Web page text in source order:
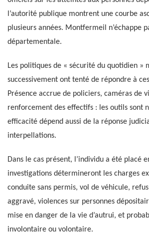
l’autorité publique montrent une courbe
plusieurs années. Montfermeil n’échappe
départementale.
Les politiques de « sécurité du quotidien »
successivement ont tenté de répondre à
Présence accrue de policiers, caméras de
renforcement des effectifs : les outils sont
efficacité dépend aussi de la réponse
interpellations.
Dans le cas présent, l’individu a été placé
investigations détermineront les charges
conduite sans permis, vol de véhicule,
aggravé, violences sur personnes
mise en danger de la vie d’autrui, et
involontaire ou volontaire.